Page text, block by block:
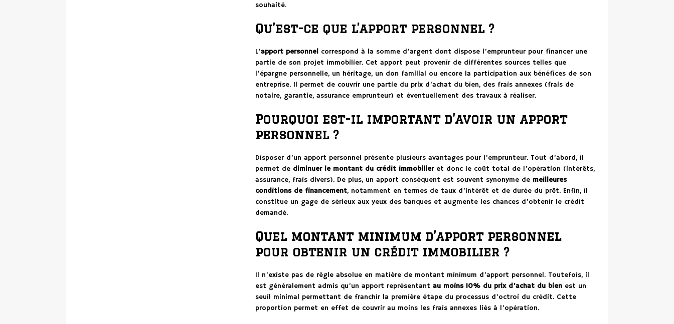
souhaité.
Qu’est-ce que l’apport personnel ?
L’apport personnelcorrespond à la somme d’argent dont dispose l’emprunteur pour financer une
partie de son projet immobilier. Cet apport peut provenir de différentes sources telles que
l’épargne personnelle, un héritage, un don familial ou encore la participation aux bénéfices de son
entreprise. Il permet de couvrir une partie du prix d’achat du bien, des frais annexes (frais de
notaire, garantie, assurance emprunteur) et éventuellement des travaux à réaliser.
Pourquoi est-il important d’avoir un apport
personnel ?
Disposer d’un apport personnel présente plusieurs avantages pour l’emprunteur. Tout d’abord, il
permet de diminuer le montant du crédit immobilieret donc le coût total de l’opération (intérêts,
assurance, frais divers). De plus, un apport conséquent est souvent synonyme de meilleures
conditions de financement, notamment en termes de taux d’intérêt et de durée du prêt. Enfin, il
constitue un gage de sérieux aux yeux des banques et augmente les chances d’obtenir le crédit
demandé.
Quel montant minimum d’apport personnel
pour obtenir un crédit immobilier ?
Il n’existe pas de règle absolue en matière de montant minimum d’apport personnel. Toutefois, il
est généralement admis qu’un apport représentant au moins 10% du prix d’achat du bienest un
seuil minimal permettant de franchir la première étape du processus d’octroi du crédit. Cette
proportion permet en effet de couvrir au moins les frais annexes liés à l’opération.